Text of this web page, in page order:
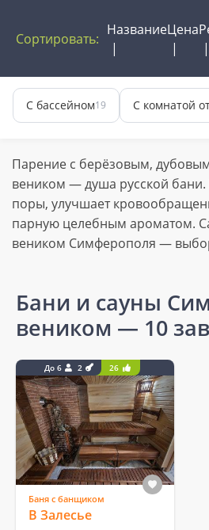
Сортировать:
НазваниеЦена
С бассейном19 С комнатой
Парение с берёзовым,
веником — душа русской бани.
поры, улучшает
парную целебным ароматом.
веником Симферополя —
Бани и сауны
веником — 10
До 6 2 26
Баня с банщиком
В Залесье